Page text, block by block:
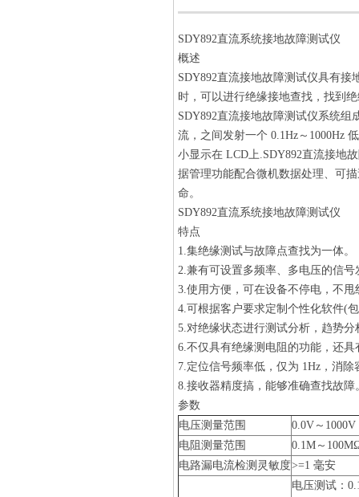
SDY892直流系统接地故障测试仪
概述
SDY892直流接地故障测试仪具有
时，可以进行绝缘接地查找，找到
SDY892直流接地故障测试仪系统
流，之间发射一个 0.1Hz～1000Hz
小显示在 LCD上.SDY892直流接地
据管理功能配合微机数据处理、可
命。
SDY892直流系统接地故障测试仪
特点
1.集绝缘测试与故障点查找为一体。
2.兼有可设置多频率、多电压的信
3.使用方便，可在设备不停电，不
4.可根据客户要求定制个性化软件(
5.对绝缘状态进行测试分析，趋势分
6.不仅具有绝缘测电阻的功能，还
7.定位信号频率低，仅为 1Hz，消除
8.接收器精度搞，能够准确
参数
电压测量范围
0.0V～1000V
电阻测量范围
0.1M～
电路漏电流检测灵敏度>=1 毫安
电压测试：